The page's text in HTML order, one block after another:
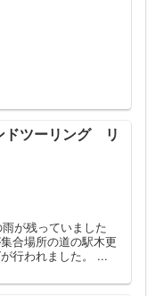
ドツーリング リ
が残っていました
合場所の道の駅木更
行われました。 ...